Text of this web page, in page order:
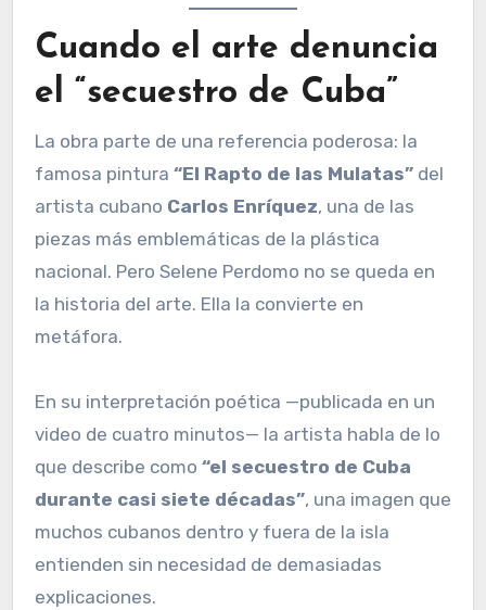
Cuando el arte denuncia
el “secuestro de Cuba”
La obra parte de una referencia poderosa: la
famosa pintura “El Rapto de las Mulatas” del
artista cubano Carlos Enríquez, una de las
piezas más emblemáticas de la plástica
nacional. Pero Selene Perdomo no se queda en
la historia del arte. Ella la convierte en
metáfora.
En su interpretación poética —publicada en un
video de cuatro minutos— la artista habla de lo
que describe como “el secuestro de Cuba
durante casi siete décadas”, una imagen que
muchos cubanos dentro y fuera de la isla
entienden sin necesidad de demasiadas
explicaciones.